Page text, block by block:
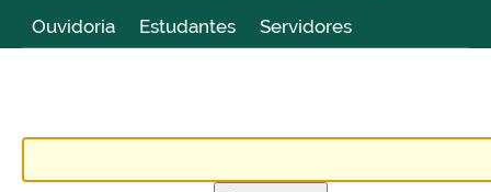
Ouvidoria
Estudantes Servidores